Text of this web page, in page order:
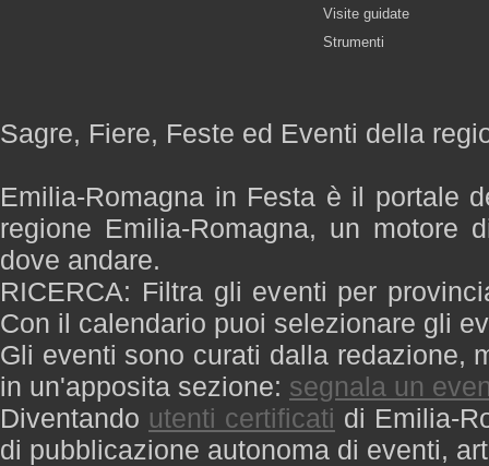
Visite guidate
Strumenti
Sagre, Fiere, Feste ed Eventi della
Emilia-Romagna in Festa è il portale
regione Emilia-Romagna, un motore
dove andare.
RICERCA: Filtra gli eventi per
Con il calendario puoi selezionare gli
Gli eventi sono curati dalla redazione,
in un'apposita sezione: segnala un
Diventando utenti certificati di Emilia-
di pubblicazione autonoma di eventi,